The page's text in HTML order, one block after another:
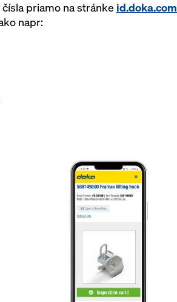
priamo na stránke id.doka.com
napr: